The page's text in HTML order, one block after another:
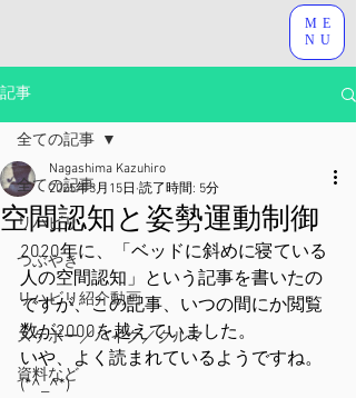
ME
NU
記事
全ての記事
リハビリ
つぶやき
リハビリ紹介動画
スケボー／バイク／クルマ
資料など
全ての記事
空間認知と姿勢運動制御
Nagashima Kazuhiro
2025年3月15日 読了時間: 5分
2020年に、「ベッドに斜めに寝ている
人の空間認知」という記事を書いたの
ですが、この記事、いつの間にか閲覧
数が2000を越えていました。
いや、よく読まれているようですね。
(*^_^*)